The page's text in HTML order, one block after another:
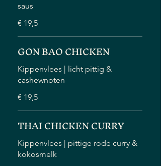
saus
€ 19,5
GON BAO CHICKEN
Kippenvlees | licht pittig &
cashewnoten
€ 19,5
THAI CHICKEN CURRY
Kippenvlees | pittige rode curry &
kokosmelk